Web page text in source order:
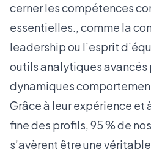
cerner les compétences
essentielles., comme la
leadership ou l’esprit
outils analytiques avancés
dynamiques
Grâce à leur expérience et
fine des profils, 95 % de
s’avèrent être une